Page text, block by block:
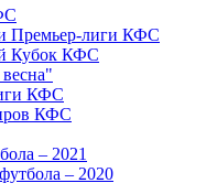
Премьер-лиги КФС
Кубок КФС
КФС
КФС
– 2021
– 2020